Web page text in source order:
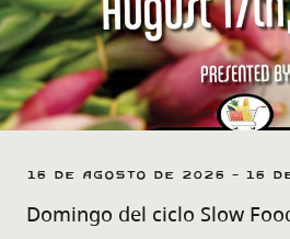
16 de agosto de 2026 - 16
Domingo del ciclo Slow